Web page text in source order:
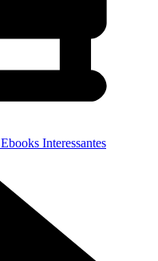
Ebooks Interessantes